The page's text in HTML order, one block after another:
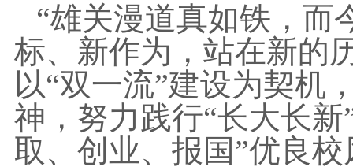
“雄关漫道真如铁，而
标、新作为，站在新的
以“双一流”建设为契机
神，努力践行“长大长
取、创业、报国”优良